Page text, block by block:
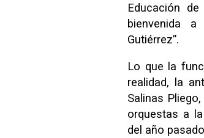
Educación
bienvenida
Gutiérrez”.
Lo que la
realidad, la
Salinas
orquestas a
del año